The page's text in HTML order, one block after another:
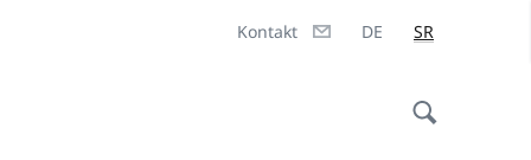
Kontakt DE SR